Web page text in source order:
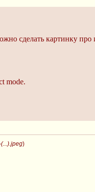
сделать картинку
mode.
)